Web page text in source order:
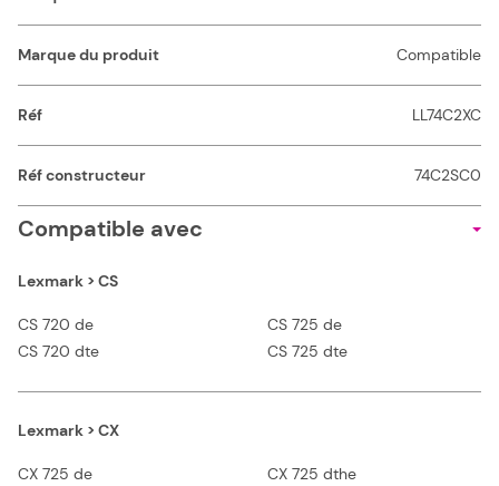
Marque du produit Compatible
Réf LL74C2XC
Réf constructeur 74C2SC0
Compatible avec
Lexmark > CS
CS 720 de
CS 720 dte
CS 725 de
CS 725 dte
Lexmark > CX
CX 725 de
CX 725 dthe